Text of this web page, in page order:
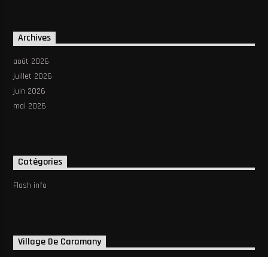
Archives
août 2026
juillet 2026
juin 2026
mai 2026
Catégories
Flash info
Village De Caramany